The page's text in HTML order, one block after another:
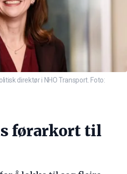
direktør i NHO Transport. Foto:
førarkort til